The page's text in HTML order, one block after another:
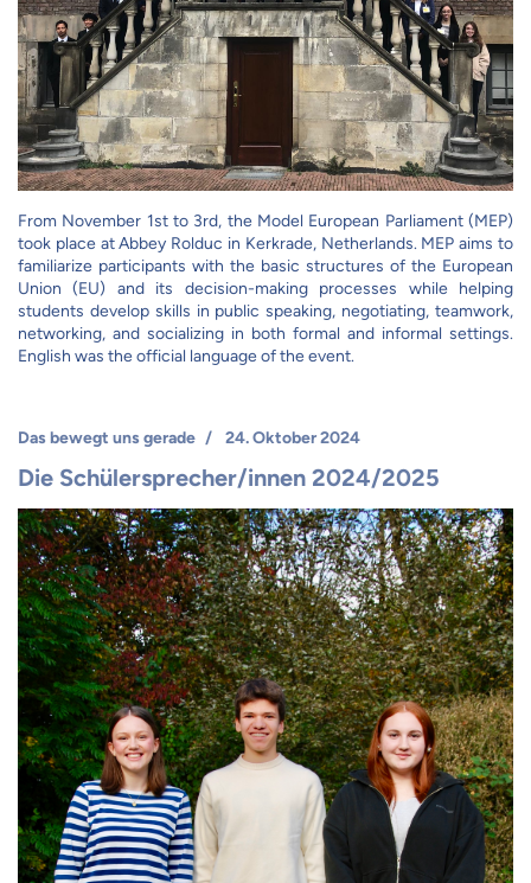
From November 1st to 3rd, the Model European Parliament (MEP)
took place at Abbey Rolduc in Kerkrade, Netherlands. MEP aims to
familiarize participants with the basic structures of the European
Union (EU) and its decision-making processes while helping
students develop skills in public speaking, negotiating, teamwork,
networking, and socializing in both formal and informal settings.
English was the official language of the event.
Die Schülersprecher/innen 2024/2025
Das bewegt uns gerade 24. Oktober 2024